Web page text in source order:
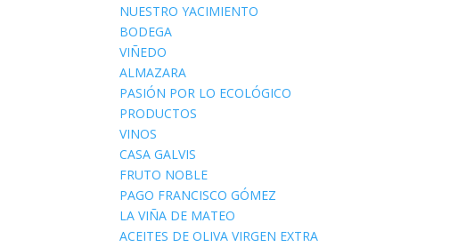
NUESTRO YACIMIENTO
BODEGA
VIÑEDO
ALMAZARA
PASIÓN POR LO ECOLÓGICO
PRODUCTOS
VINOS
CASA GALVIS
FRUTO NOBLE
PAGO FRANCISCO GÓMEZ
LA VIÑA DE MATEO
ACEITES DE OLIVA VIRGEN EXTRA